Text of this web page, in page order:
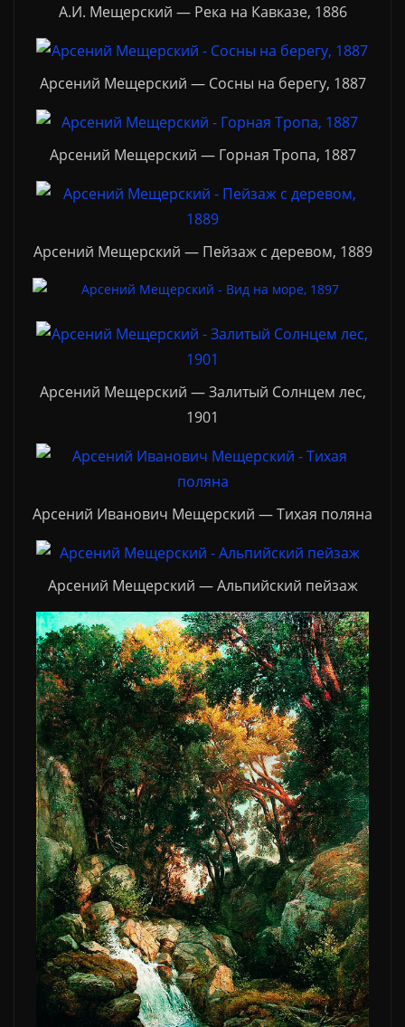
А.И. Мещерский — Река на Кавказе, 1886
Арсений Мещерский — Сосны на берегу, 1887
Арсений Мещерский — Горная Тропа, 1887
Арсений Мещерский — Пейзаж с деревом, 1889
Арсений Мещерский — Залитый Солнцем лес,
1901
Арсений Иванович Мещерский — Тихая поляна
Арсений Мещерский — Альпийский пейзаж